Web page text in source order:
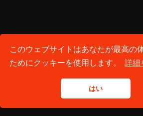
このウェブサイトはあなたが最高の
ためにクッキーを使用します。
詳細
はい
© 2026 FUJIBA WORKS. All
that empowers creators.